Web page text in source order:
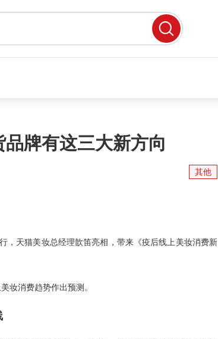
牌有这三大新方向
其他
，天猫美妆总经理歆笛亮相，带来《疫后线上美妆消费新
妆消费趋势作出预测。